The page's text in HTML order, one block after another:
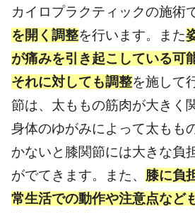
カイロプラクティックの施術
を開く調整を行います。また
が痛みを引き起こしている可
それに対しても調整を施して
節は、太ももの筋肉が大きく
身体のゆがみによって太もも
かないと膝関節には大きな負
がでてきます。また、 膝に負
常生活での動作や注意点など